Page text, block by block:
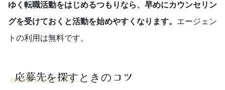
ゆく転職活動をはじめるつもりなら、早めにカウンセリン
グを受けておくと活動を始めやすくなります。 エージェン
トの利用は無料です。
応募先を探すときのコツ